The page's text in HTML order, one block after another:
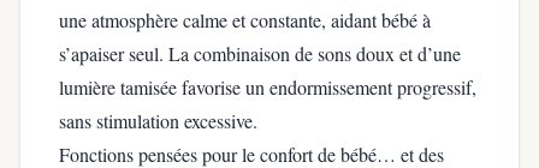
une atmosphère calme et constante, aidant bébé à
s’apaiser seul. La combinaison de sons doux et d’une
lumière tamisée favorise un endormissement progressif,
sans stimulation excessive.
Fonctions pensées pour le confort de bébé… et des